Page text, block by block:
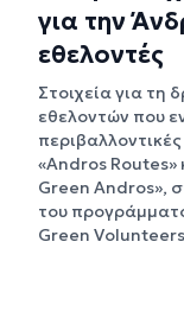
για την
εθελοντές
Στοιχεία για τη
εθελοντών που
«Andros Routes»
Green Andros»,
του
Green